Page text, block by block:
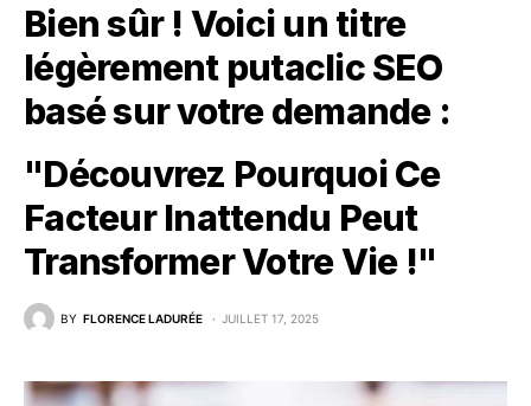
Bien sûr ! Voici un titre
légèrement putaclic SEO
basé sur votre demande :
"Découvrez Pourquoi Ce
Facteur Inattendu Peut
Transformer Votre Vie !"
BY FLORENCE LADURÉE JUILLET 17, 2025